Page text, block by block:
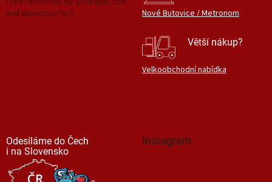
and @pixelperfect
Nové Butovice / Metronom
Větší nákup?
Velkoobchodní nabídka
Odesíláme do Čech
i na Slovensko
Instagram